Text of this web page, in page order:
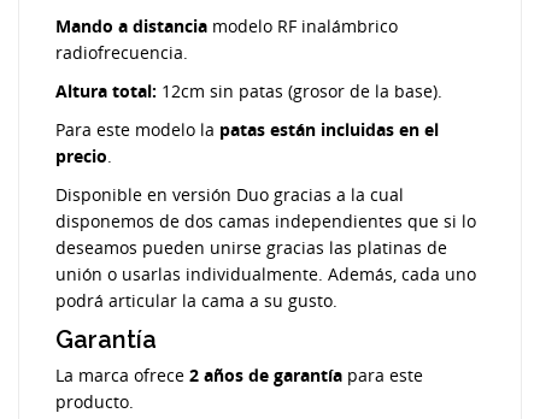
Mando a distancia modelo RF inalámbrico
radiofrecuencia.
Altura total: 12cm sin patas (grosor de la base).
Para este modelo la patas están incluidas en el
precio.
Disponible en versión Duo gracias a la cual
disponemos de dos camas independientes que si lo
deseamos pueden unirse gracias las platinas de
unión o usarlas individualmente. Además, cada uno
podrá articular la cama a su gusto.
Garantía
La marca ofrece 2 años de garantía para este
producto.